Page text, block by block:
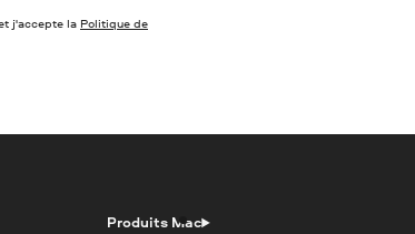
j'accepte la Politique de
Produits Mac